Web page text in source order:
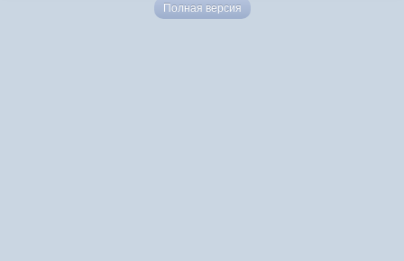
Полная версия